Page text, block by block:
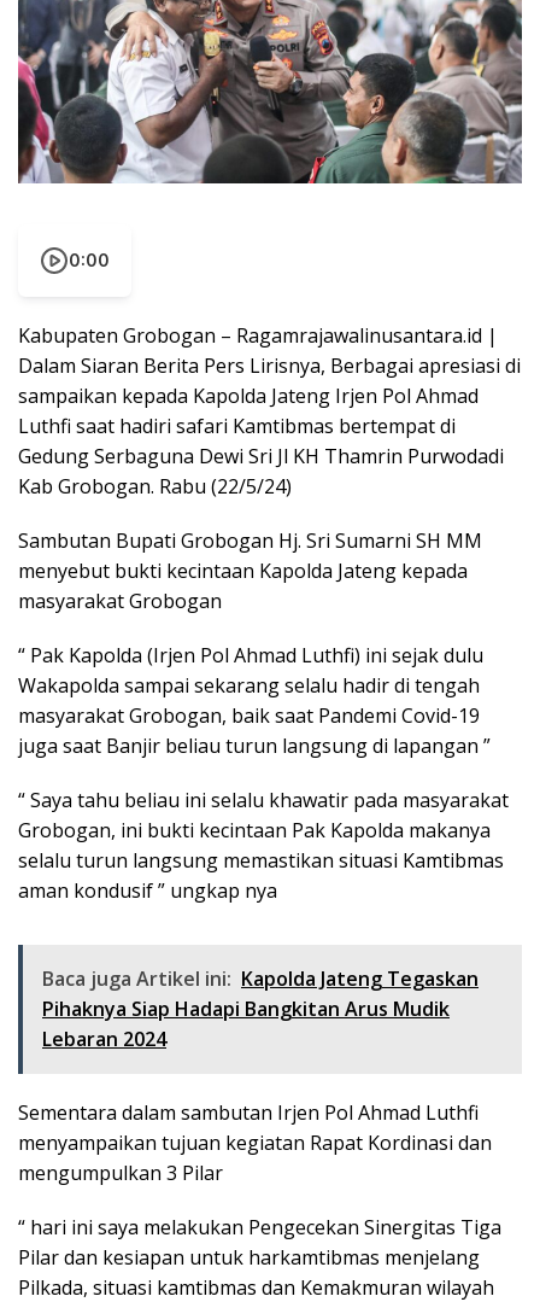
0:00
Kabupaten Grobogan – Ragamrajawalinusantara.id |
Dalam Siaran Berita Pers Lirisnya, Berbagai apresiasi di
sampaikan kepada Kapolda Jateng Irjen Pol Ahmad
Luthfi saat hadiri safari Kamtibmas bertempat di
Gedung Serbaguna Dewi Sri Jl KH Thamrin Purwodadi
Kab Grobogan. Rabu (22/5/24)
Sambutan Bupati Grobogan Hj. Sri Sumarni SH MM
menyebut bukti kecintaan Kapolda Jateng kepada
masyarakat Grobogan
“ Pak Kapolda (Irjen Pol Ahmad Luthfi) ini sejak dulu
Wakapolda sampai sekarang selalu hadir di tengah
masyarakat Grobogan, baik saat Pandemi Covid-19
juga saat Banjir beliau turun langsung di lapangan ”
“ Saya tahu beliau ini selalu khawatir pada masyarakat
Grobogan, ini bukti kecintaan Pak Kapolda makanya
selalu turun langsung memastikan situasi Kamtibmas
aman kondusif ” ungkap nya
Baca juga Artikel ini: Kapolda Jateng Tegaskan
Pihaknya Siap Hadapi Bangkitan Arus Mudik
Lebaran 2024
Sementara dalam sambutan Irjen Pol Ahmad Luthfi
menyampaikan tujuan kegiatan Rapat Kordinasi dan
mengumpulkan 3 Pilar
“ hari ini saya melakukan Pengecekan Sinergitas Tiga
Pilar dan kesiapan untuk harkamtibmas menjelang
Pilkada, situasi kamtibmas dan Kemakmuran wilayah